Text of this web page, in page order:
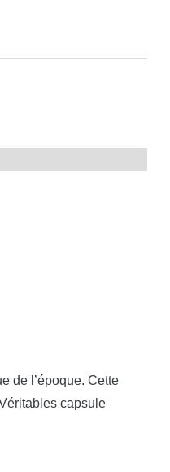
de l’époque. Cette
capsule